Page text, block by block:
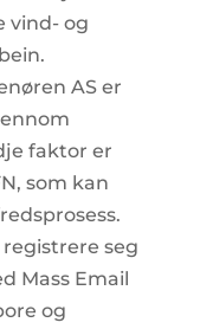
vind- og
AS er
faktor er
som kan
seg
Mass Email
og